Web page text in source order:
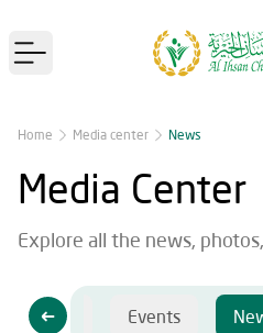
Open main menu
Home Media center News
Media Center
Explore all the news,
Videos Events